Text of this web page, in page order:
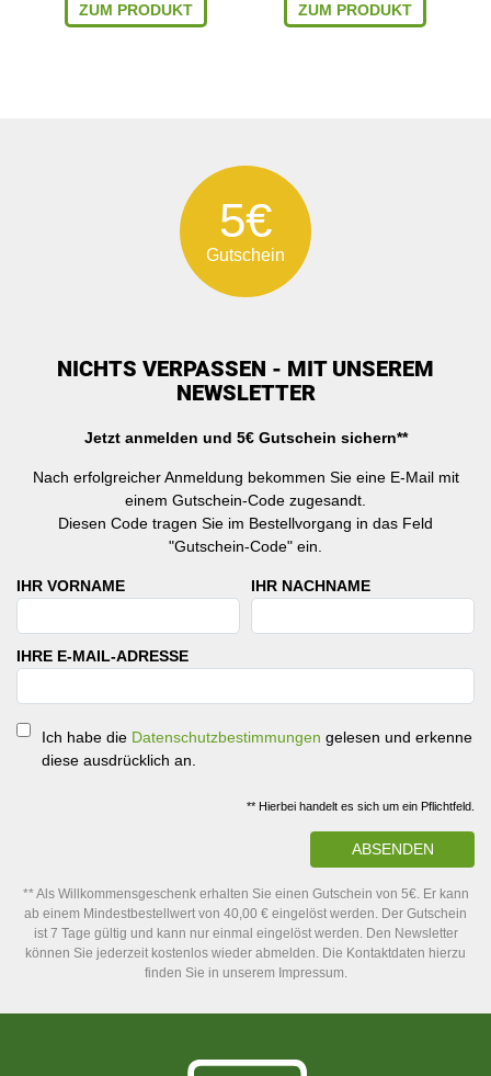
ZUM PRODUKT ZUM PRODUKT
5€
Gutschein
NICHTS VERPASSEN - MIT UNSEREM
NEWSLETTER
Jetzt anmelden und 5€ Gutschein sichern**
Nach erfolgreicher Anmeldung bekommen Sie eine E-Mail mit
einem Gutschein-Code zugesandt.
Diesen Code tragen Sie im Bestellvorgang in das Feld
"Gutschein-Code" ein.
IHR VORNAME IHR NACHNAME
IHRE E-MAIL-ADRESSE
Ich habe die Datenschutzbestimmungen gelesen und erkenne
diese ausdrücklich an.
** Hierbei handelt es sich um ein Pflichtfeld.
ABSENDEN
** Als Willkommensgeschenk erhalten Sie einen Gutschein von 5€. Er kann
ab einem Mindestbestellwert von 40,00 € eingelöst werden. Der Gutschein
ist 7 Tage gültig und kann nur einmal eingelöst werden. Den Newsletter
können Sie jederzeit kostenlos wieder abmelden. Die Kontaktdaten hierzu
finden Sie in unserem Impressum.